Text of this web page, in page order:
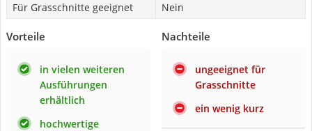
Für Grasschnitte geeignet
Nein
Vorteile
in vielen weiteren
Ausführungen
erhältlich
hochwertige
Nachteile
ungeeignet für
Grasschnitte
ein wenig kurz